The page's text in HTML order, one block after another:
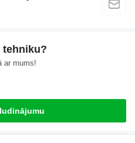
tehniku?
ar mums!